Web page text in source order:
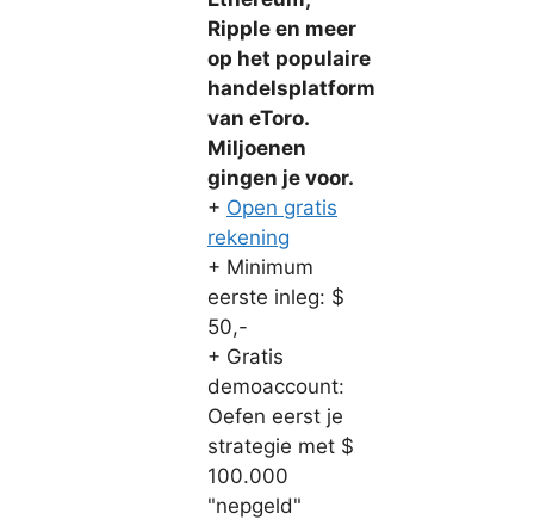
Ripple en meer
op het populaire
handelsplatform
van eToro.
Miljoenen
gingen je voor.
+ Open gratis
rekening
+ Minimum
eerste inleg: $
50,-
+ Gratis
demoaccount:
Oefen eerst je
strategie met $
100.000
"nepgeld"